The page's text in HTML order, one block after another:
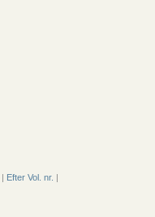
| Efter Vol. nr. |